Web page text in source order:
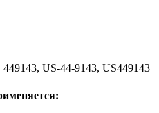
US-44-9143, US449143